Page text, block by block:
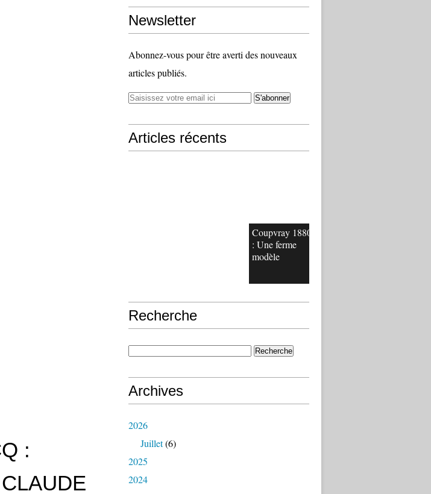
:
Newsletter
Abonnez-vous pour être averti des nouveaux
articles publiés.
Articles récents
Coupvray 1880
: Une ferme
modèle
Recherche
Archives
2026
Juillet(6)
2025
2024